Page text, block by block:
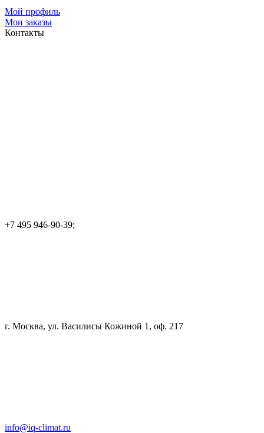
Мой профиль
Мои заказы
Контакты
+7 495 946-90-39;
г. Москва, ул. Василисы Кожиной 1, оф. 217
info@iq-climat.ru